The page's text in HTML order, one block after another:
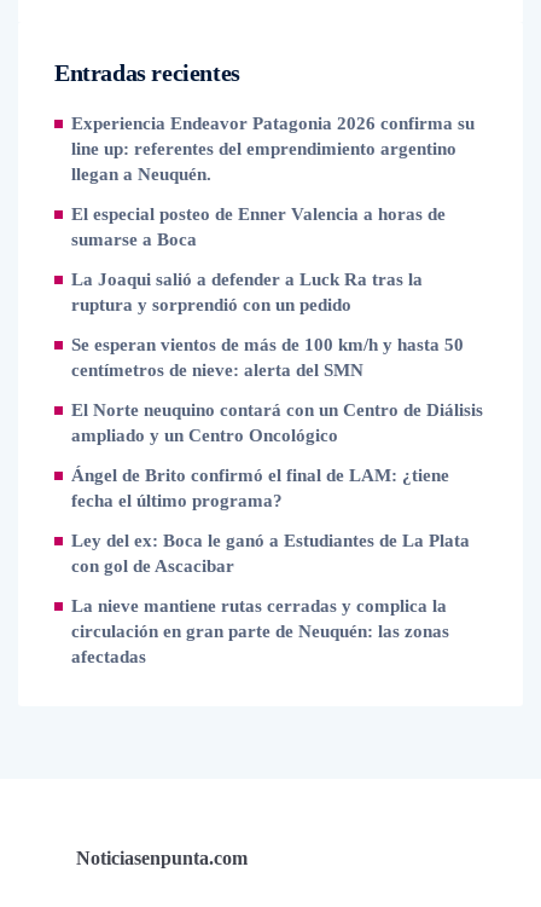
Entradas recientes
Experiencia Endeavor Patagonia 2026 confirma su
line up: referentes del emprendimiento argentino
llegan a Neuquén.
El especial posteo de Enner Valencia a horas de
sumarse a Boca
La Joaqui salió a defender a Luck Ra tras la
ruptura y sorprendió con un pedido
Se esperan vientos de más de 100 km/h y hasta 50
centímetros de nieve: alerta del SMN
El Norte neuquino contará con un Centro de Diálisis
ampliado y un Centro Oncológico
Ángel de Brito confirmó el final de LAM: ¿tiene
fecha el último programa?
Ley del ex: Boca le ganó a Estudiantes de La Plata
con gol de Ascacibar
La nieve mantiene rutas cerradas y complica la
circulación en gran parte de Neuquén: las zonas
afectadas
Noticiasenpunta.com